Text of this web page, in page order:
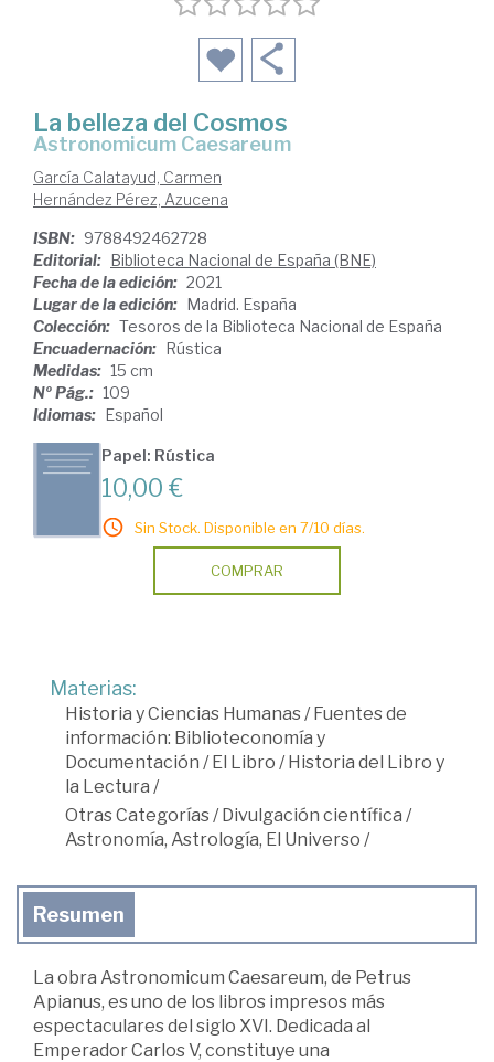
La belleza del Cosmos
Astronomicum Caesareum
García Calatayud, Carmen
Hernández Pérez, Azucena
ISBN: 9788492462728
Editorial: Biblioteca Nacional de España (BNE)
Fecha de la edición: 2021
Lugar de la edición: Madrid. España
Colección: Tesoros de la Biblioteca Nacional de España
Encuadernación: Rústica
Medidas: 15 cm
Nº Pág.: 109
Idiomas: Español
Papel: Rústica
10,00 €
Sin Stock. Disponible en 7/10 días.
COMPRAR
Materias:
Historia y Ciencias Humanas /Fuentes de
información: Biblioteconomía y
Documentación /El Libro /Historia del Libro y
la Lectura /
Otras Categorías /Divulgación científica /
Astronomía, Astrología, El Universo /
Resumen
La obra Astronomicum Caesareum, de Petrus
Apianus, es uno de los libros impresos más
espectaculares del siglo XVI. Dedicada al
Emperador Carlos V, constituye una